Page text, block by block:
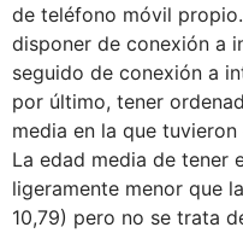
de teléfono móvil
disponer de conexión a
seguido de conexión a
por último, tener
media en la que
La edad media de tener
ligeramente menor que
10,79) pero no se trata